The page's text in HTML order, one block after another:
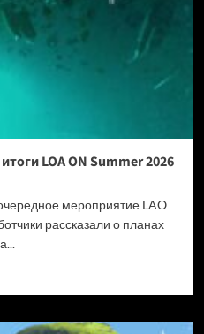
LOA ON Summer 2026
мероприятие LAO
рассказали о планах